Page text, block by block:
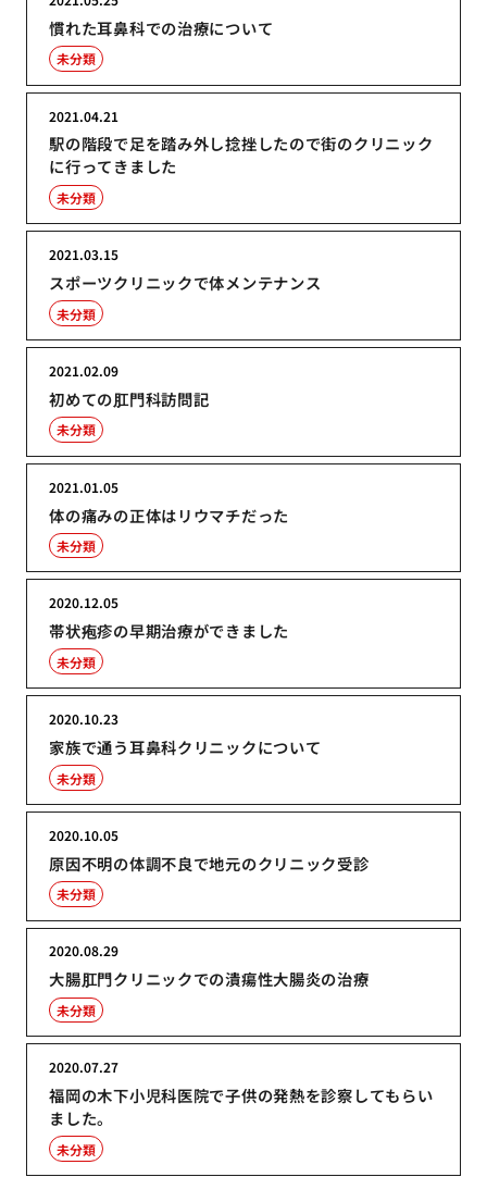
慣れた耳鼻科での治療について
未分類
駅の階段で足を踏み外し捻挫したので街のクリニック
に行ってきました
2021.04.21
未分類
スポーツクリニックで体メンテナンス
2021.03.15
未分類
初めての肛門科訪問記
2021.02.09
未分類
体の痛みの正体はリウマチだった
2021.01.05
未分類
帯状疱疹の早期治療ができました
2020.12.05
未分類
家族で通う耳鼻科クリニックについて
2020.10.23
未分類
原因不明の体調不良で地元のクリニック受診
2020.10.05
未分類
大腸肛門クリニックでの潰瘍性大腸炎の治療
2020.08.29
未分類
福岡の木下小児科医院で子供の発熱を診察してもらい
ました。
2020.07.27
未分類